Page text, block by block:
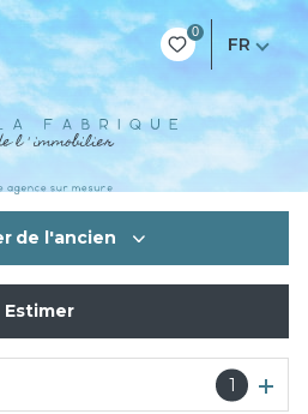
0
FR
de l'ancien
Estimer
1